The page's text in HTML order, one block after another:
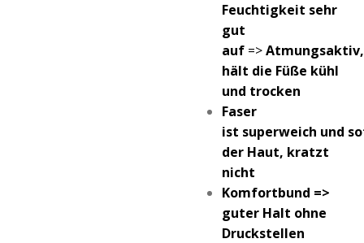
Feuchtigkeit sehr
gut
auf =>Atmungsaktiv,
hält die Füße kühl
und trocken
Faser
ist superweich und
der Haut, kratzt
nicht
Komfortbund =>
guter Halt ohne
Druckstellen